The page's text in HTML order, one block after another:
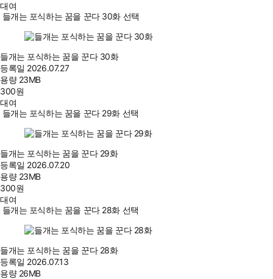
대여
들개는 포식하는 꿈을 꾼다 30화 선택
들개는 포식하는 꿈을 꾼다 30화
등록일 2026.07.27
용량 23MB
300원
대여
들개는 포식하는 꿈을 꾼다 29화 선택
들개는 포식하는 꿈을 꾼다 29화
등록일 2026.07.20
용량 23MB
300원
대여
들개는 포식하는 꿈을 꾼다 28화 선택
들개는 포식하는 꿈을 꾼다 28화
등록일 2026.07.13
용량 26MB